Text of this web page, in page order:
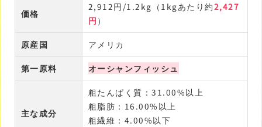
価格
2,912円/1.2kg（1kgあたり約2,427
円 ）
原産国 アメリカ
第一原料 オーシャンフィッシュ
主な成分
粗たんぱく質：31.00%以上
粗脂肪：16.00%以上
粗繊維：4.00%以下